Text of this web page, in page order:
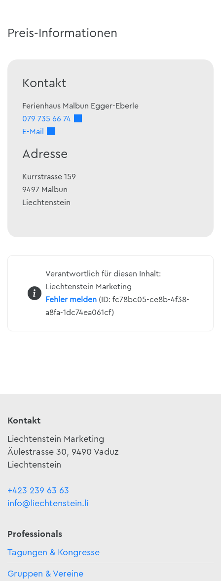
Preis-Informationen
Kontakt
Ferienhaus Malbun Egger-Eberle
079 735 66 74
E-Mail
Adresse
Kurrstrasse 159
9497 Malbun
Liechtenstein
Verantwortlich für diesen Inhalt:
Liechtenstein Marketing
Fehler melden(ID: fc78bc05-ce8b-4f38-
a8fa-1dc74ea061cf)
Kontakt
Liechtenstein Marketing
Äulestrasse 30, 9490 Vaduz
Liechtenstein
+423 239 63 63
info@liechtenstein.li
Professionals
Tagungen & Kongresse
Gruppen & Vereine